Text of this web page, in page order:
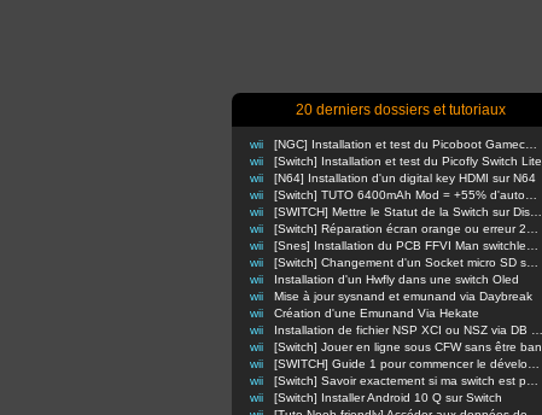
20 derniers dossiers et tutoriaux
wii
wii
[Switch] Installation et test du Picofly Switch Lite
wii
[N64] Installation d'un digital key HDMI sur N64
wii
wii
wii
wii
wii
wii
Installation d'un Hwfly dans une switch Oled
wii
Mise à jour sysnand et emunand via Daybreak
wii
Création d'une Emunand Via Hekate
wii
wii
[Switch] Jouer en ligne sous CFW sans être ban
wii
wii
wii
[Switch] Installer Android 10 Q sur Switch